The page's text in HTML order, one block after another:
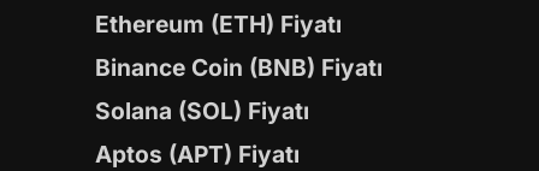
Ethereum (ETH) Fiyatı
Binance Coin (BNB) Fiyatı
Solana (SOL) Fiyatı
Aptos (APT) Fiyatı